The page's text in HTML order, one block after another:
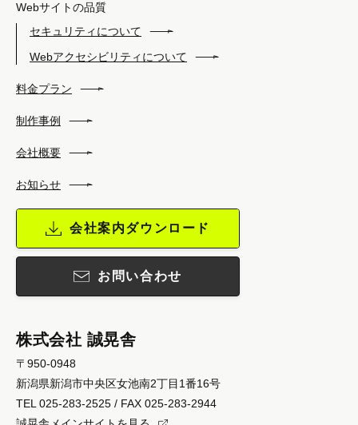
Webサイトの品質
セキュリティについて
Webアクセシビリティについて
料金プラン
制作事例
会社概要
お知らせ
会社案内ダウンロード
お問い合わせ
株式会社 誠晃舎
〒950-0948
新潟県新潟市中央区女池南2丁目1番16号
TEL 025-283-2525 / FAX 025-283-2944